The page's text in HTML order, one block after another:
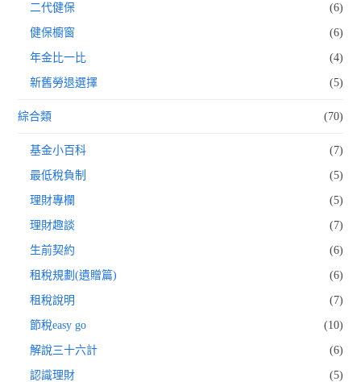
二代健保 (6)
健保櫥窗 (6)
年金比一比 (4)
新舊勞退選擇 (5)
綜合類 (70)
基金小百科 (7)
最低稅負制 (5)
理財專欄 (5)
理財趣談 (7)
生前契約 (6)
租稅規劃(遺贈篇) (6)
租稅說明 (7)
節稅easy go (10)
解說三十六計 (6)
認識理財 (5)